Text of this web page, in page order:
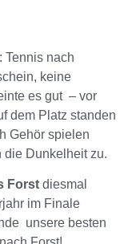
Tennis nach
keine
es gut – vor
dem Platz standen
Gehör spielen
die Dunkelheit zu.
Forst diesmal
im Finale
unsere besten